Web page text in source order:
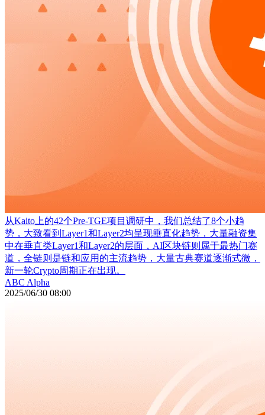
从Kaito上的42个Pre-TGE项目调研中，我们总结了8个小趋
势，大致看到Layer1和Layer2均呈现垂直化趋势，大量融资集
中在垂直类Layer1和Layer2的层面，AI区块链则属于最热门赛
道，全链则是链和应用的主流趋势，大量古典赛道逐渐式微，
新一轮Crypto周期正在出现。
ABC Alpha
2025/06/30 08:00